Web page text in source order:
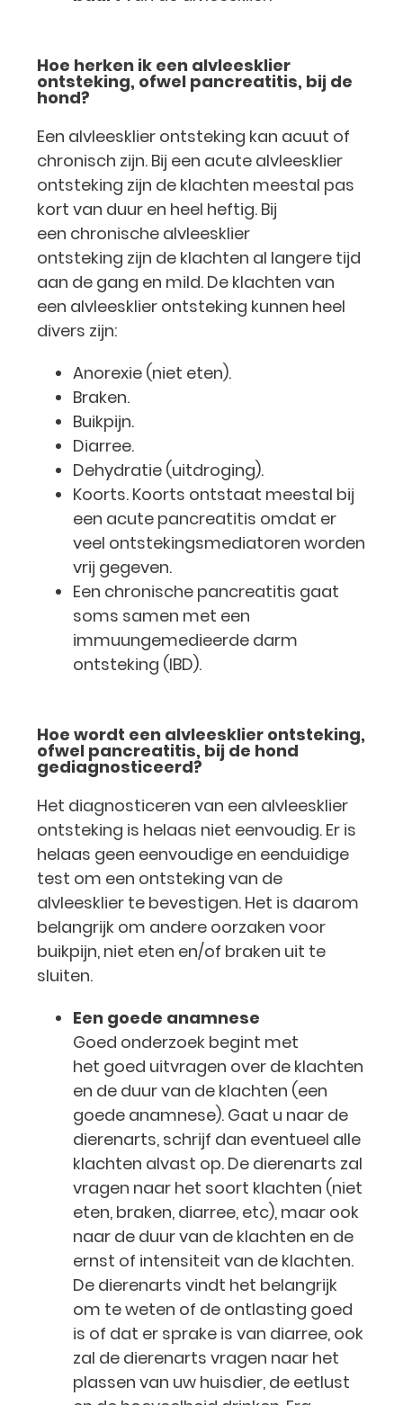
Hoe herken ik een alvleesklier
ontsteking, ofwel pancreatitis, bij de
hond?
Een alvleesklier ontsteking kan acuut of
chronisch zijn. Bij een acute alvleesklier
ontsteking zijn de klachten meestal pas
kort van duur en heel heftig. Bij
een chronische alvleesklier
ontsteking zijn de klachten al langere tijd
aan de gang en mild. De klachten van
een alvleesklier ontsteking kunnen heel
divers zijn:
Anorexie (niet eten).
Braken.
Buikpijn.
Diarree.
Dehydratie (uitdroging).
Koorts. Koorts ontstaat meestal bij
een acute pancreatitis omdat er
veel ontstekingsmediatoren worden
vrij gegeven.
Een chronische pancreatitis gaat
soms samen met een
immuungemedieerde darm
ontsteking (IBD).
Hoe wordt een alvleesklier ontsteking,
ofwel pancreatitis, bij de hond
gediagnosticeerd?
Het diagnosticeren van een alvleesklier
ontsteking is helaas niet eenvoudig. Er is
helaas geen eenvoudige en eenduidige
test om een ontsteking van de
alvleesklier te bevestigen. Het is daarom
belangrijk om andere oorzaken voor
buikpijn, niet eten en/of braken uit te
sluiten.
Een goede anamnese
Goed onderzoek begint met
het goed uitvragen over de klachten
en de duur van de klachten (een
goede anamnese). Gaat u naar de
dierenarts, schrijf dan eventueel alle
klachten alvast op. De dierenarts zal
vragen naar het soort klachten (niet
eten, braken, diarree, etc), maar ook
naar de duur van de klachten en de
ernst of intensiteit van de klachten.
De dierenarts vindt het belangrijk
om te weten of de ontlasting goed
is of dat er sprake is van diarree, ook
zal de dierenarts vragen naar het
plassen van uw huisdier, de eetlust